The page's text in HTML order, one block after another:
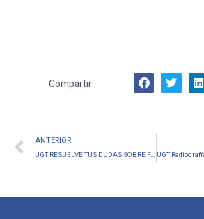
Compartir :
ANTERIOR
UGT RESUELVE TUS DUDAS SOBRE FASE DE EXPOSICIÓN PÚBLICA LISTAS DE INTERINIDAD REBAREMACIÓN